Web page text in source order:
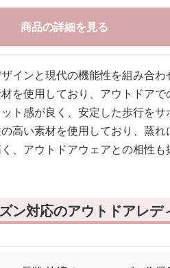
商品の詳細を見る
インと現代の機能性を組み合わ
を使用しており、アウトドアで
ト感が良く、安定した歩行をサ
高い素材を使用しており、蒸れ
、アウトドアウェアとの相性も
ン対応のアウトドアレデ